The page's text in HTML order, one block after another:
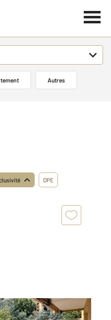
Autres
DPE
06